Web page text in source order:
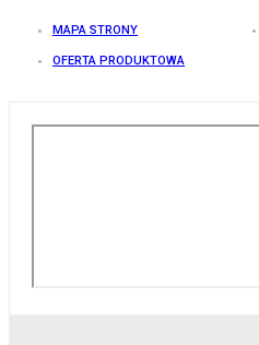
MAPA STRONY
OFERTA PRODUKTOWA